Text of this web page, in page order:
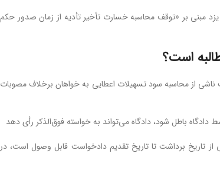
رأی ‌شعبه اول دادگاه تجدیدنظر استان یزد مبنی بر «توقف محاسبه خسارت تأخیر تأدیه از زمان صدور حکم
است؟
ناشی از محاسبه سود تسهیلات اعطایی به خواهان برخلاف مصوبات
باطل شود، دادگاه می‌تواند به خواسته فوق‌الذکر رأی دهد
از تاریخ برداشت تا تاریخ تقدیم دادخواست قابل وصول است، در